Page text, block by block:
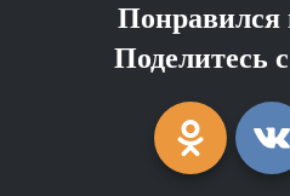
Понравился
Поделитесь